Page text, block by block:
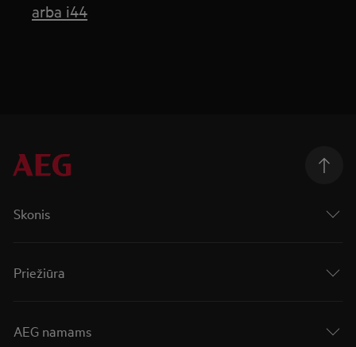
arba i44
Skonis
Priežiūra
AEG namams